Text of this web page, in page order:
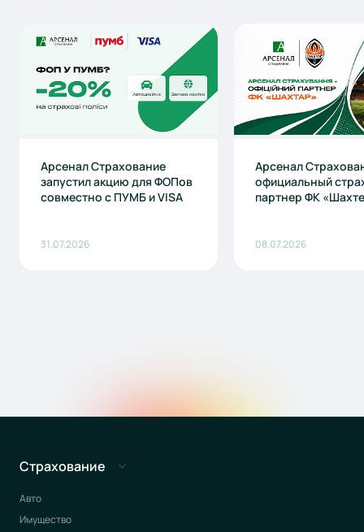
Арсенал Страхование
запустил акцию для ФОПов
совместно с ПУМБ и VISA
31.07.2026
Арсенал
официальный
партнер ФК
08.07.2026
Страхование
Авто
Имущество